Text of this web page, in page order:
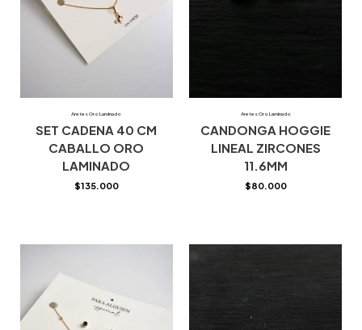
Aretes Oro Laminado
SET CADENA 40 CM
CABALLO ORO
LAMINADO
$135.000
Aretes Oro Laminado
CANDONGA HOGGIE
LINEAL ZIRCONES
11.6MM
$80.000